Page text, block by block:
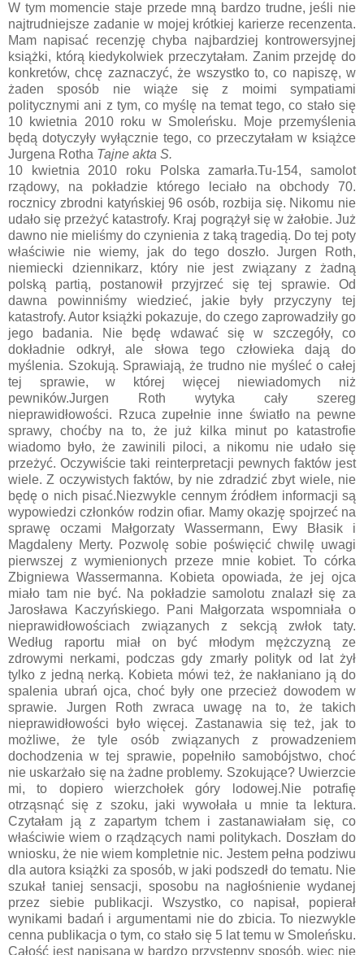
W tym momencie staje przede mną bardzo trudne, jeśli nie
najtrudniejsze zadanie w mojej krótkiej karierze recenzenta.
Mam napisać recenzję chyba najbardziej kontrowersyjnej
książki, którą kiedykolwiek przeczytałam. Zanim przejdę do
konkretów, chcę zaznaczyć, że wszystko to, co napiszę, w
żaden sposób nie wiąże się z moimi sympatiami
politycznymi ani z tym, co myślę na temat tego, co stało się
10 kwietnia 2010 roku w Smoleńsku. Moje przemyślenia
będą dotyczyły wyłącznie tego, co przeczytałam w książce
Jurgena Rotha Tajne akta S.
10 kwietnia 2010 roku Polska zamarła.Tu-154, samolot
rządowy, na pokładzie którego leciało na obchody 70.
rocznicy zbrodni katyńskiej 96 osób, rozbija się. Nikomu nie
udało się przeżyć katastrofy. Kraj pogrążył się w żałobie. Już
dawno nie mieliśmy do czynienia z taką tragedią. Do tej poty
właściwie nie wiemy, jak do tego doszło. Jurgen Roth,
niemiecki dziennikarz, który nie jest związany z żadną
polską partią, postanowił przyjrzeć się tej sprawie. Od
dawna powinniśmy wiedzieć, jakie były przyczyny tej
katastrofy. Autor książki pokazuje, do czego zaprowadziły go
jego badania. Nie będę wdawać się w szczegóły, co
dokładnie odkrył, ale słowa tego człowieka dają do
myślenia. Szokują. Sprawiają, że trudno nie myśleć o całej
tej sprawie, w której więcej niewiadomych niż
pewników.Jurgen Roth wytyka cały szereg
nieprawidłowości. Rzuca zupełnie inne światło na pewne
sprawy, choćby na to, że już kilka minut po katastrofie
wiadomo było, że zawinili piloci, a nikomu nie udało się
przeżyć. Oczywiście taki reinterpretacji pewnych faktów jest
wiele. Z oczywistych faktów, by nie zdradzić zbyt wiele, nie
będę o nich pisać.Niezwykle cennym źródłem informacji są
wypowiedzi członków rodzin ofiar. Mamy okazję spojrzeć na
sprawę oczami Małgorzaty Wassermann, Ewy Błasik i
Magdaleny Merty. Pozwolę sobie poświęcić chwilę uwagi
pierwszej z wymienionych przeze mnie kobiet. To córka
Zbigniewa Wassermanna. Kobieta opowiada, że jej ojca
miało tam nie być. Na pokładzie samolotu znalazł się za
Jarosława Kaczyńskiego. Pani Małgorzata wspomniała o
nieprawidłowościach związanych z sekcją zwłok taty.
Według raportu miał on być młodym mężczyzną ze
zdrowymi nerkami, podczas gdy zmarły polityk od lat żył
tylko z jedną nerką. Kobieta mówi też, że nakłaniano ją do
spalenia ubrań ojca, choć były one przecież dowodem w
sprawie. Jurgen Roth zwraca uwagę na to, że takich
nieprawidłowości było więcej. Zastanawia się też, jak to
możliwe, że tyle osób związanych z prowadzeniem
dochodzenia w tej sprawie, popełniło samobójstwo, choć
nie uskarżało się na żadne problemy. Szokujące? Uwierzcie
mi, to dopiero wierzchołek góry lodowej.Nie potrafię
otrząsnąć się z szoku, jaki wywołała u mnie ta lektura.
Czytałam ją z zapartym tchem i zastanawiałam się, co
właściwie wiem o rządzących nami politykach. Doszłam do
wniosku, że nie wiem kompletnie nic. Jestem pełna podziwu
dla autora książki za sposób, w jaki podszedł do tematu. Nie
szukał taniej sensacji, sposobu na nagłośnienie wydanej
przez siebie publikacji. Wszystko, co napisał, popierał
wynikami badań i argumentami nie do zbicia. To niezwykle
cenna publikacja o tym, co stało się 5 lat temu w Smoleńsku.
Całość jest napisana w bardzo przystępny sposób, więc nie